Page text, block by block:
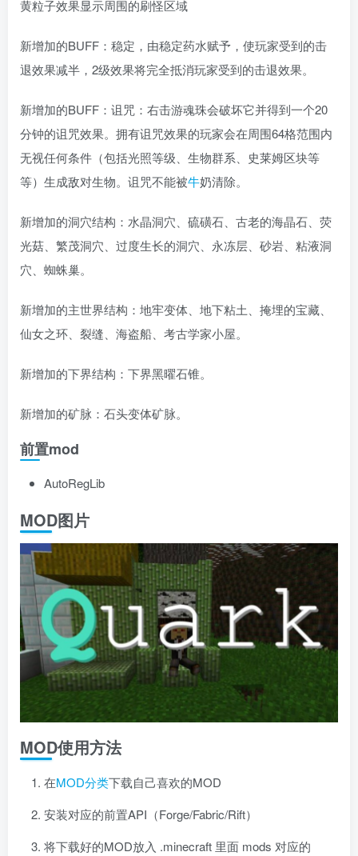
黄粒子效果显示周围的刷怪区域
新增加的BUFF：稳定，由稳定药水赋予，使玩家受到的击
退效果减半，2级效果将完全抵消玩家受到的击退效果。
新增加的BUFF：诅咒：右击游魂珠会破坏它并得到一个20
分钟的诅咒效果。拥有诅咒效果的玩家会在周围64格范围内
无视任何条件（包括光照等级、生物群系、史莱姆区块等
等）生成敌对生物。诅咒不能被牛奶清除。
新增加的洞穴结构：水晶洞穴、硫磺石、古老的海晶石、荧
光菇、繁茂洞穴、过度生长的洞穴、永冻层、砂岩、粘液洞
穴、蜘蛛巢。
新增加的主世界结构：地牢变体、地下粘土、掩埋的宝藏、
仙女之环、裂缝、海盗船、考古学家小屋。
新增加的下界结构：下界黑曜石锥。
新增加的矿脉：石头变体矿脉。
前置mod
AutoRegLib
MOD图片
MOD使用方法
在MOD分类下载自己喜欢的MOD
安装对应的前置API（Forge/Fabric/Rift）
将下载好的MOD放入 .minecraft 里面 mods 对应的